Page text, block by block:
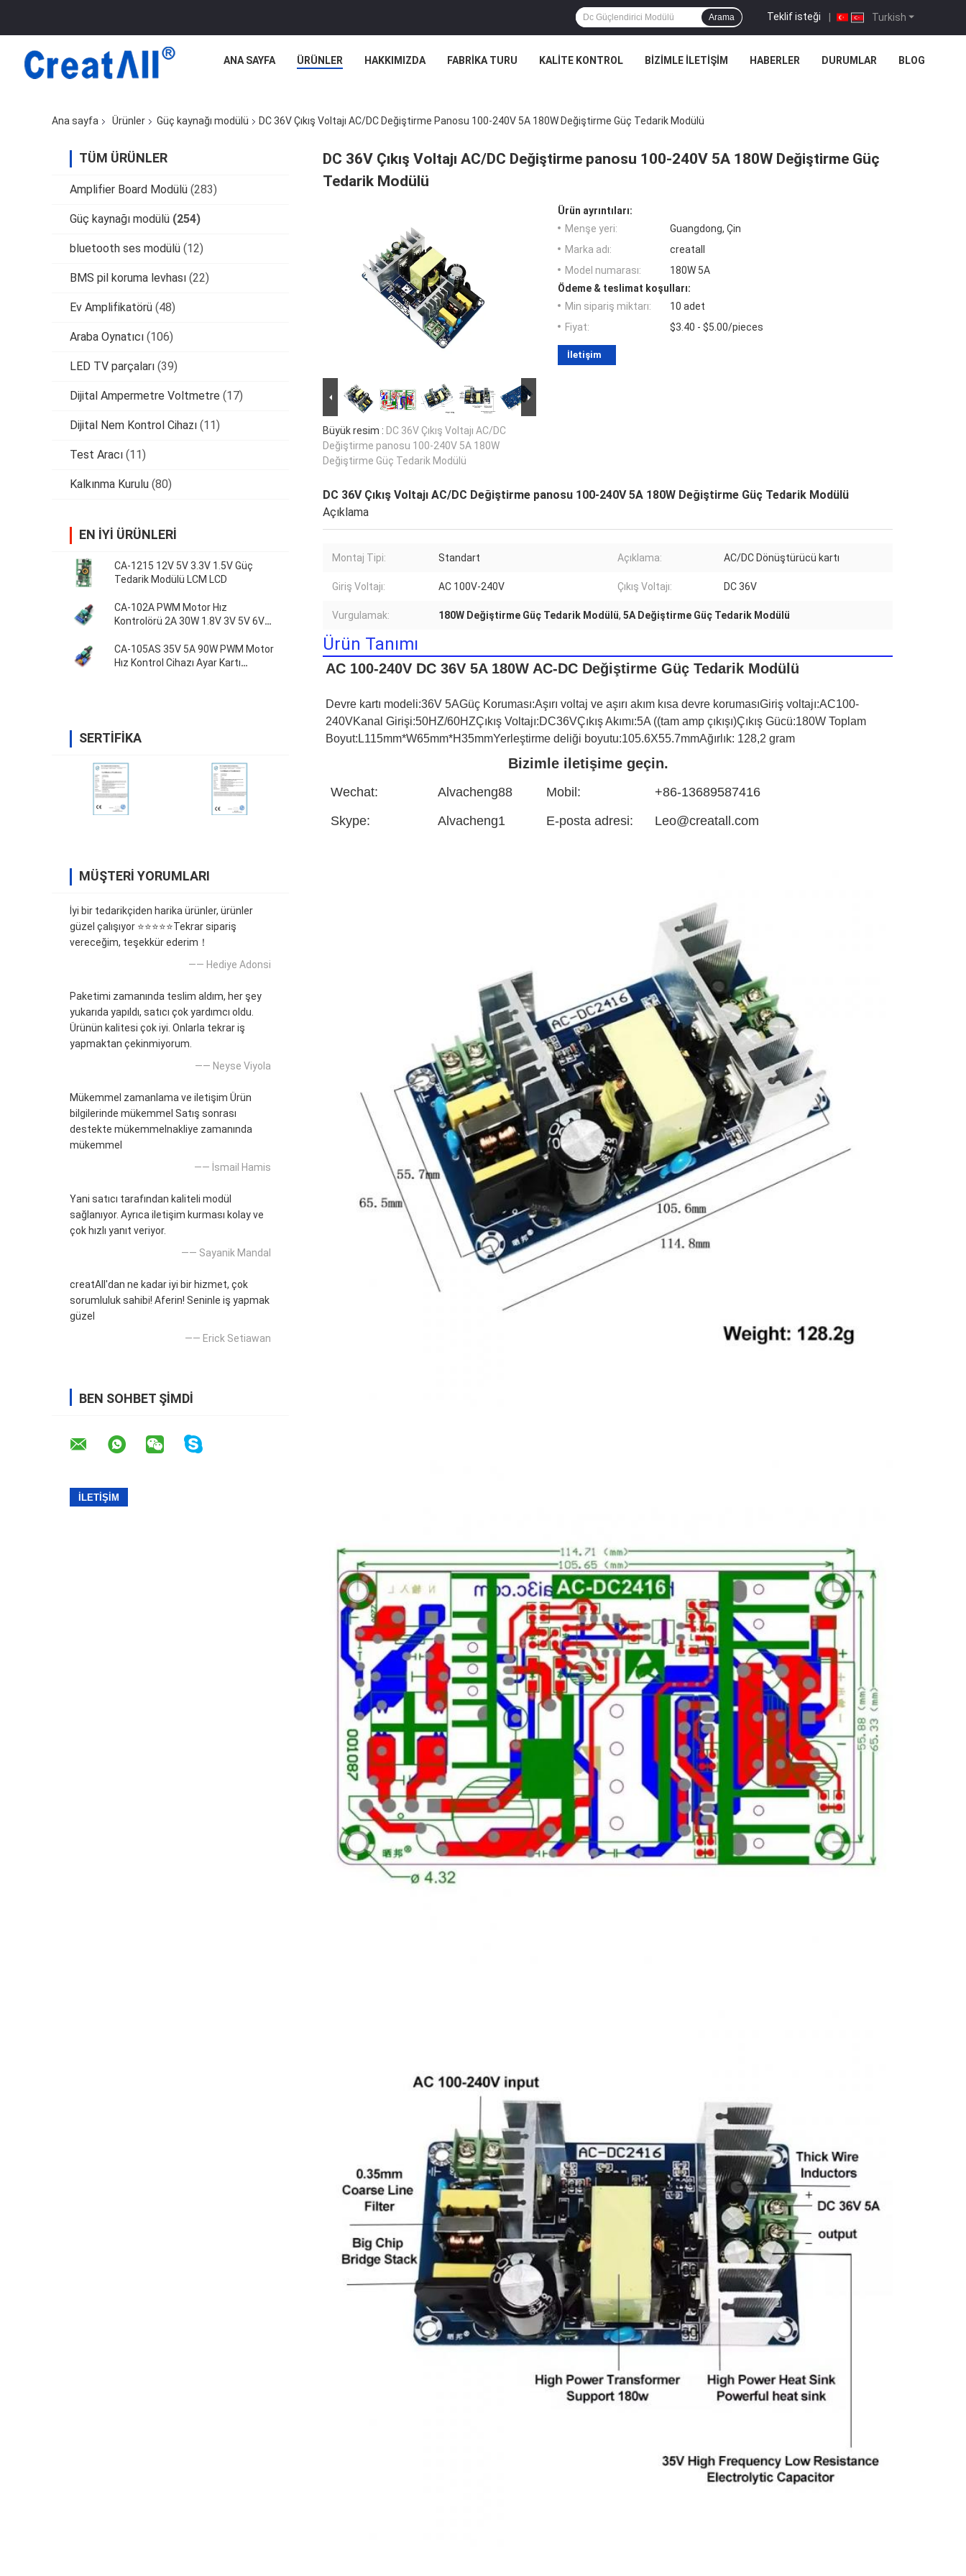
Turkish
Teklif isteği |
Arama
ANA SAYFA ÜRÜNLER HAKKIMIZDA FABRIKA TURU KALITE KONTROL BIZIMLE İLETIŞIM HABERLER DURUMLAR BLOG
Ana sayfa Ürünler Güç kaynağı modülü DC 36V Çıkış Voltajı AC/DC Değiştirme Panosu 100-240V 5A 180W Değiştirme Güç Tedarik Modülü
TÜM ÜRÜNLER
Amplifier Board Modülü (283)
Güç kaynağı modülü (254)
bluetooth ses modülü (12)
BMS pil koruma levhası (22)
Ev Amplifikatörü (48)
Araba Oynatıcı (106)
LED TV parçaları (39)
Dijital Ampermetre Voltmetre (17)
Dijital Nem Kontrol Cihazı (11)
Test Aracı (11)
Kalkınma Kurulu (80)
EN IYI ÜRÜNLERI
CA-1215 12V 5V 3.3V 1.5V Güç
Tedarik Modülü LCM LCD
CA-102A PWM Motor Hız
Kontrolörü 2A 30W 1.8V 3V 5V 6V
CA-105AS 35V 5A 90W PWM Motor
Hız Kontrol Cihazı Ayar Kartı
SERTIFIKA
MÜŞTERI YORUMLARI
İyi bir tedarikçiden harika ürünler, ürünler
güzel çalışıyor ⭐⭐⭐⭐⭐Tekrar sipariş
vereceğim, teşekkür ederim！
—— Hediye Adonsi
Paketimi zamanında teslim aldım, her şey
yukarıda yapıldı, satıcı çok yardımcı oldu.
Ürünün kalitesi çok iyi. Onlarla tekrar iş
yapmaktan çekinmiyorum.
—— Neyse Viyola
Mükemmel zamanlama ve iletişim Ürün
bilgilerinde mükemmel Satış sonrası
destekte mükemmelnakliye zamanında
mükemmel
—— İsmail Hamis
Yani satıcı tarafından kaliteli modül
sağlanıyor. Ayrıca iletişim kurması kolay ve
çok hızlı yanıt veriyor.
—— Sayanik Mandal
creatAll'dan ne kadar iyi bir hizmet, çok
sorumluluk sahibi! Aferin! Seninle iş yapmak
güzel
—— Erick Setiawan
BEN SOHBET ŞIMDI
DC 36V Çıkış Voltajı AC/DC Değiştirme panosu 100-240V 5A 180W Değiştirme Güç
Tedarik Modülü
Büyük resim : DC 36V Çıkış Voltajı AC/DC
Değiştirme panosu 100-240V 5A 180W
Değiştirme Güç Tedarik Modülü
Ürün ayrıntıları:
Menşe yeri:
Guangdong, Çin
Marka adı:
creatall
Model numarası:
180W 5A
Ödeme & teslimat koşulları:
Min sipariş miktarı:
10 adet
Fiyat:
$3.40 - $5.00/pieces
İletişim
DC 36V Çıkış Voltajı AC/DC Değiştirme panosu 100-240V 5A 180W Değiştirme Güç Tedarik Modülü
Açıklama
Montaj Tipi: Standart Açıklama: AC/DC Dönüştürücü kartı
Giriş Voltajı: AC 100V-240V Çıkış Voltajı: DC 36V
Vurgulamak: 180W Değiştirme Güç Tedarik Modülü, 5A Değiştirme Güç Tedarik Modülü
Ürün Tanımı
AC 100-240V DC 36V 5A 180W AC-DC Değiştirme Güç Tedarik Modülü
Devre kartı modeli:36V 5AGüç Koruması:Aşırı voltaj ve aşırı akım kısa devre korumasıGiriş voltajı:AC100-
240VKanal Girişi:50HZ/60HZÇıkış Voltajı:DC36VÇıkış Akımı:5A ((tam amp çıkışı)Çıkış Gücü:180W Toplam
Boyut: L115mm*W65mm*H35mmYerleştirme deliği boyutu:105.6X55.7mmAğırlık: 128,2 gram
Bizimle iletişime geçin.
Wechat: Alvacheng88 Mobil:
+86-13689587416
Skype:
Alvacheng1 E-posta adresi: Leo@creatall.com